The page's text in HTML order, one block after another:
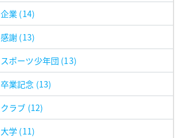
企業 (14)
感謝 (13)
スポーツ少年団 (13)
卒業記念 (13)
クラブ (12)
大学 (11)